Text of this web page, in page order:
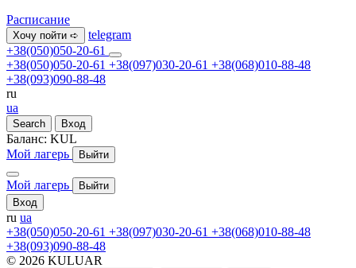
Расписание
Хочу пойти ➪
telegram
+38(050)050-20-61
+38(050)050-20-61 +38(097)030-20-61 +38(068)010-88-48
+38(093)090-88-48
ru
ua
Search Вход
Баланс: KUL
Мой лагерь
Выйти
Мой лагерь
Выйти
Вход
ru ua
+38(050)050-20-61 +38(097)030-20-61 +38(068)010-88-48
+38(093)090-88-48
© 2026 KULUAR